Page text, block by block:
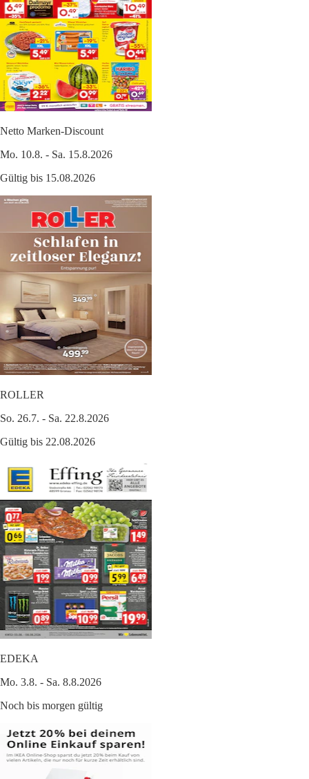
Netto Marken-Discount
Mo. 10.8. - Sa. 15.8.2026
Gültig bis 15.08.2026
ROLLER
So. 26.7. - Sa. 22.8.2026
Gültig bis 22.08.2026
EDEKA
Mo. 3.8. - Sa. 8.8.2026
Noch bis morgen gültig